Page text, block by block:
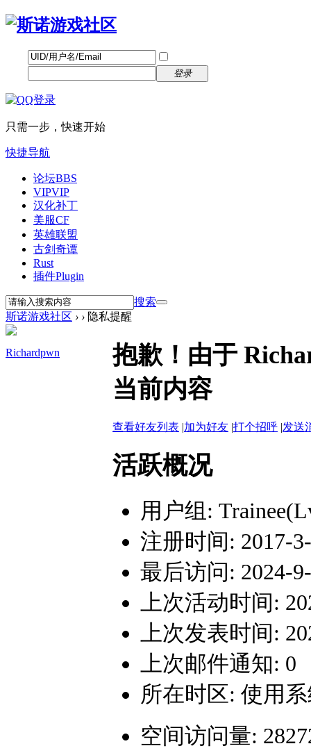
登录
只需一步，快速开始
快捷导航
论坛BBS
VIPVIP
汉化补丁
美服CF
英雄联盟
古剑奇谭
Rust
插件Plugin
搜索
斯诺游戏社区 › › 隐私提醒
Richardpwn
抱歉！由于
当前内容
查看好友列表 |加为好友 |打个招呼 |发送
活跃概况
用户组:
注册时间: 2017-
最后访问: 2024-
上次活动时间:
上次发表时间:
上次邮件通知: 0
所在时区: 使用
空间访问量: